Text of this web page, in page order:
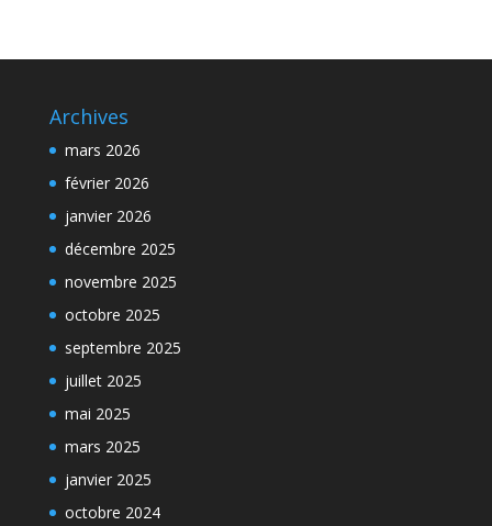
Archives
mars 2026
février 2026
janvier 2026
décembre 2025
novembre 2025
octobre 2025
septembre 2025
juillet 2025
mai 2025
mars 2025
janvier 2025
octobre 2024